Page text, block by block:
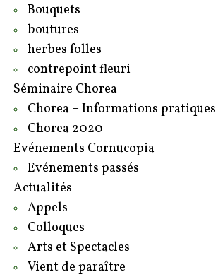
Bouquets
boutures
herbes folles
contrepoint fleuri
Séminaire Chorea
Chorea – Informations pratiques
Chorea 2020
Evénements Cornucopia
Evénements passés
Actualités
Appels
Colloques
Arts et Spectacles
Vient de paraître